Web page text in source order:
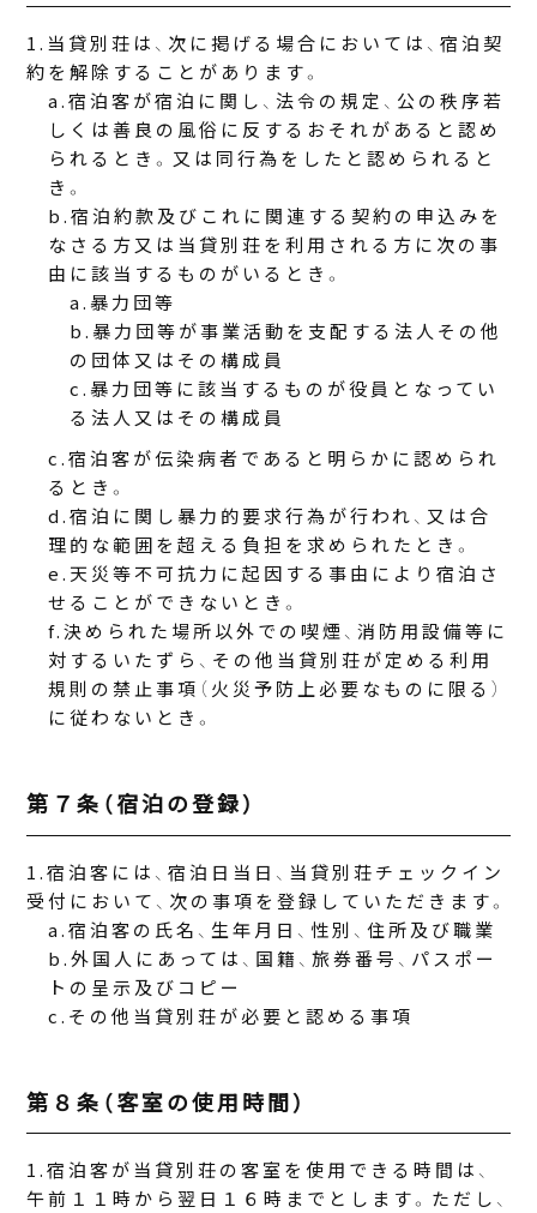
当貸別荘は、次に掲げる場合においては、宿泊契
約を解除することがあります。
宿泊客が宿泊に関し、法令の規定、公の秩序若
しくは善良の風俗に反するおそれがあると認め
られるとき。又は同行為をしたと認められると
き。
宿泊約款及びこれに関連する契約の申込みを
なさる方又は当貸別荘を利用される方に次の事
由に該当するものがいるとき。
暴力団等
暴力団等が事業活動を支配する法人その他
の団体又はその構成員
暴力団等に該当するものが役員となってい
る法人又はその構成員
宿泊客が伝染病者であると明らかに認められ
るとき。
宿泊に関し暴力的要求行為が行われ、又は合
理的な範囲を超える負担を求められたとき。
天災等不可抗力に起因する事由により宿泊さ
せることができないとき。
決められた場所以外での喫煙、消防用設備等に
対するいたずら、その他当貸別荘が定める利用
規則の禁止事項（火災予防上必要なものに限る）
に従わないとき。
第７条（宿泊の登録）
宿泊客には、宿泊日当日、当貸別荘チェックイン
受付において、次の事項を登録していただきます。
宿泊客の氏名、生年月日、性別、住所及び職業
外国人にあっては、国籍、旅券番号、パスポー
トの呈示及びコピー
その他当貸別荘が必要と認める事項
第８条（客室の使用時間）
宿泊客が当貸別荘の客室を使用できる時間は、
午前１１時から翌日１６時までとします。ただし、